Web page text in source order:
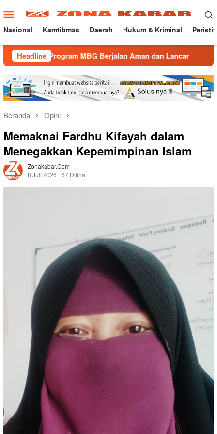
ke
konten
Menu
Mobile
Nasional Kamtibmas Daerah Hukum & Kriminal
Headline
MBG Berjalan Aman dan Lancar Gatur Lalin Pagi
Beranda Opini
Memaknai Fardhu Kifayah dalam
Menegakkan Kepemimpinan Islam
Zonakabar.com
8 Juli 2026
67 Dilihat